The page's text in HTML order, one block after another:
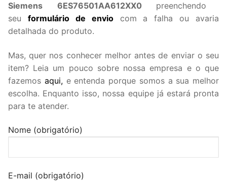
Siemens 6ES76501AA612XX0 preenchendo
seu formulário de enviocom a falha ou avaria
detalhada do produto.
Mas, quer nos conhecer melhor antes de enviar o seu
item? Leia um pouco sobre nossa empresa e o que
fazemos aqui,e entenda porque somos a sua melhor
escolha. Enquanto isso, nossa equipe já estará pronta
para te atender.
Nome (obrigatório)
E-mail (obrigatório)